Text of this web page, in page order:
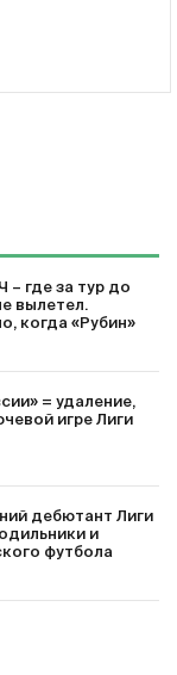
– где за тур до
вылетел.
когда «Рубин»
= удаление,
игре Лиги
дебютант Лиги
и
футбола